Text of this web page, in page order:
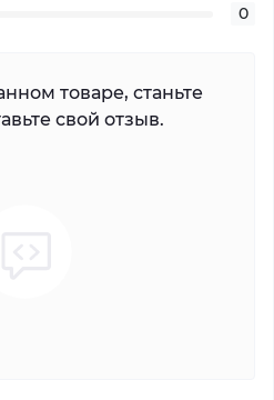
0
товаре, станьте
свой отзыв.